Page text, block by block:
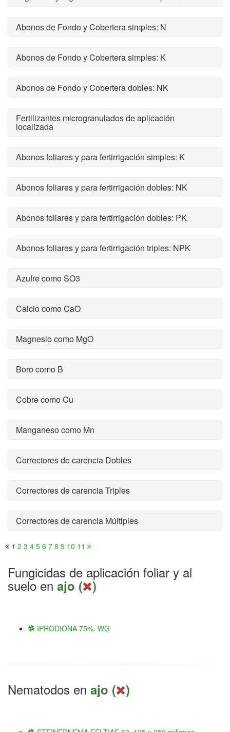
Abonos de Fondo y Cobertera simples: N
Abonos de Fondo y Cobertera simples: K
Abonos de Fondo y Cobertera dobles: NK
Fertilizantes microgranulados de aplicación
localizada
Abonos foliares y para fertirrigación simples: K
Abonos foliares y para fertirrigación dobles: NK
Abonos foliares y para fertirrigación dobles: PK
Abonos foliares y para fertirrigación triples: NPK
Azufre como SO3
Calcio como CaO
Magnesio como MgO
Boro como B
Cobre como Cu
Manganeso como Mn
Correctores de carencia Dobles
Correctores de carencia Triples
Correctores de carencia Múltiples
1 2 3 4 5 6 7 8 9 10 11
Fungicidas de aplicación foliar y al
suelo en ajo ( )
IPRODIONA 75%. WG
Nematodos en ajo ( )